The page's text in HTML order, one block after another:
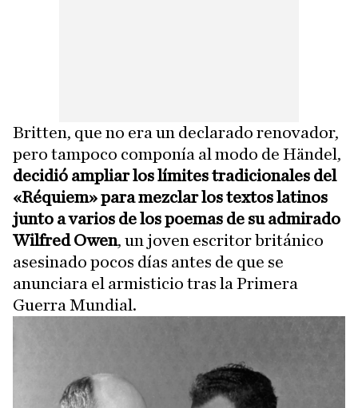
Britten, que no era un declarado renovador,
pero tampoco componía al modo de Händel,
decidió ampliar los límites tradicionales del
«Réquiem» para mezclar los textos latinos
junto a varios de los poemas de su admirado
Wilfred Owen, un joven escritor británico
asesinado pocos días antes de que se
anunciara el armisticio tras la Primera
Guerra Mundial.